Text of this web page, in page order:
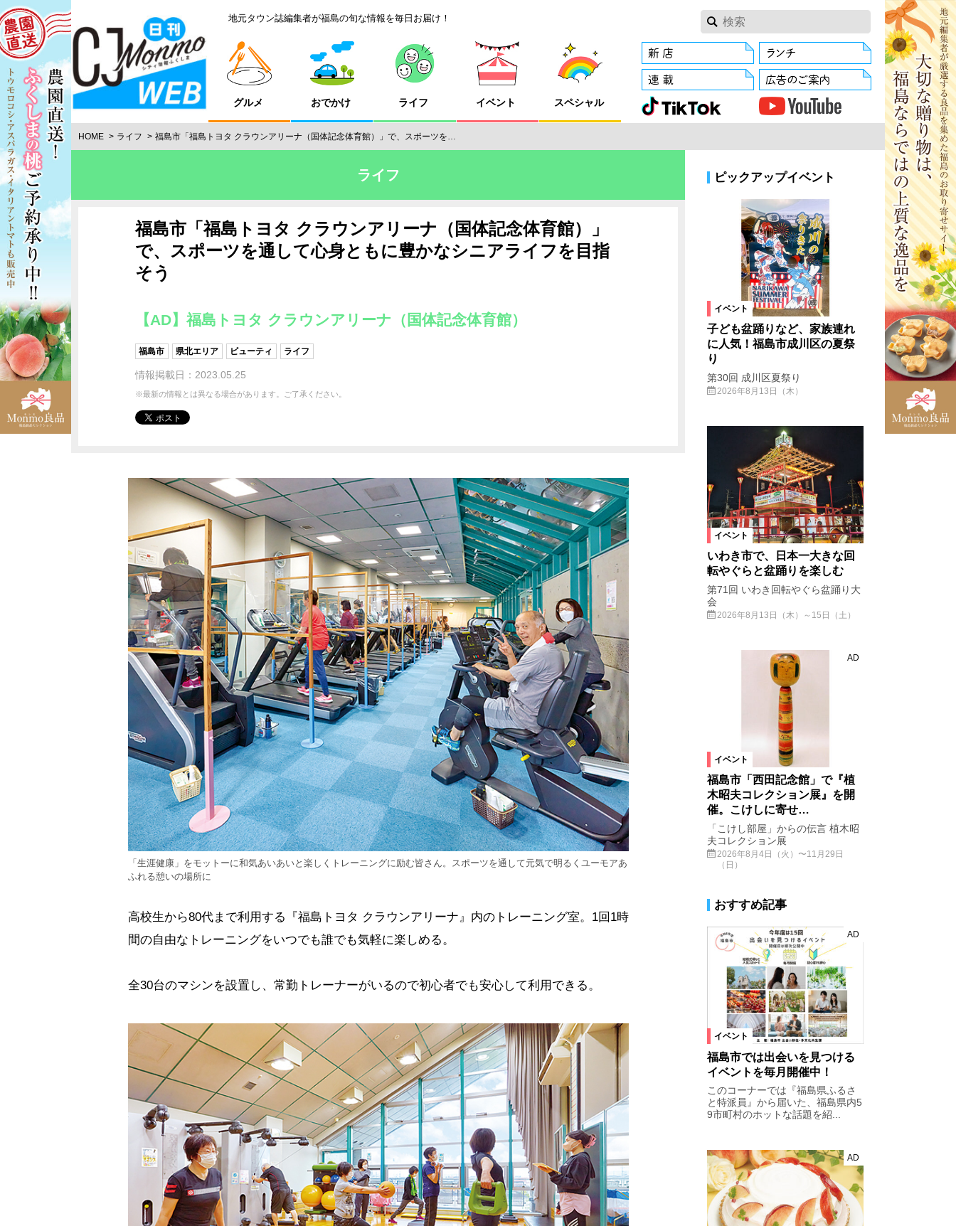
地元タウン誌編集者が福島の旬な情報を毎日お届け！
グルメ おでかけ ライフ イベント スペシャル
HOME ライフ 福島市「福島トヨタ クラウンアリーナ（国体記念体育館）」で、スポーツを…
ライフ
福島市「福島トヨタ クラウンアリーナ（国体記念体育館）」
で、スポーツを通して心身ともに豊かなシニアライフを目指
そう
【AD】福島トヨタ クラウンアリーナ（国体記念体育館）
福島市 県北エリア ビューティ ライフ
情報掲載日：2023.05.25
※最新の情報とは異なる場合があります。ご了承ください。
「生涯健康」をモットーに和気あいあいと楽しくトレーニングに励む皆さん。スポーツを通して元気で明るくユーモアあ
ふれる憩いの場所に
高校生から80代まで利用する『福島トヨタ クラウンアリーナ』内のトレーニング室。1回1時
間の自由なトレーニングをいつでも誰でも気軽に楽しめる。
全30台のマシンを設置し、常勤トレーナーがいるので初心者でも安心して利用できる。
ピックアップイベント
イベント
子ども盆踊りなど、家族連れ
に人気！福島市成川区の夏祭
り
第30回 成川区夏祭り
2026年8月13日（木）
イベント
いわき市で、日本一大きな回
転やぐらと盆踊りを楽しむ
第71回 いわき回転やぐら盆踊り大
会
2026年8月13日（木）～15日（土）
イベント
AD
福島市「西田記念館」で『植
木昭夫コレクション展』を開
催。こけしに寄せ…
「こけし部屋」からの伝言 植木昭
夫コレクション展
2026年8月4日（火）〜11月29日
（日）
おすすめ記事
イベント
AD
福島市では出会いを見つける
イベントを毎月開催中！
このコーナーでは『福島県ふるさ
と特派員』から届いた、福島県内5
9市町村のホットな話題を紹...
AD